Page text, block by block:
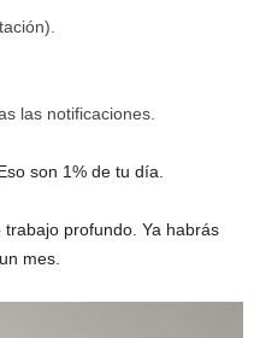
las notificaciones.
son 1% de tu día.
profundo. Ya habrás
mes.